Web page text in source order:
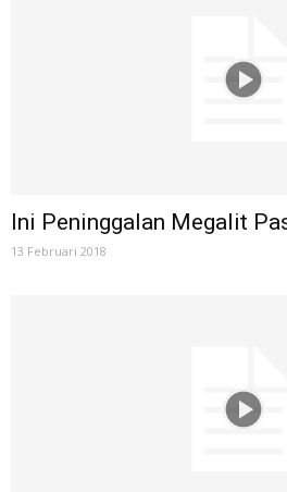
Ini Peninggalan Megalit
13 Februari 2018